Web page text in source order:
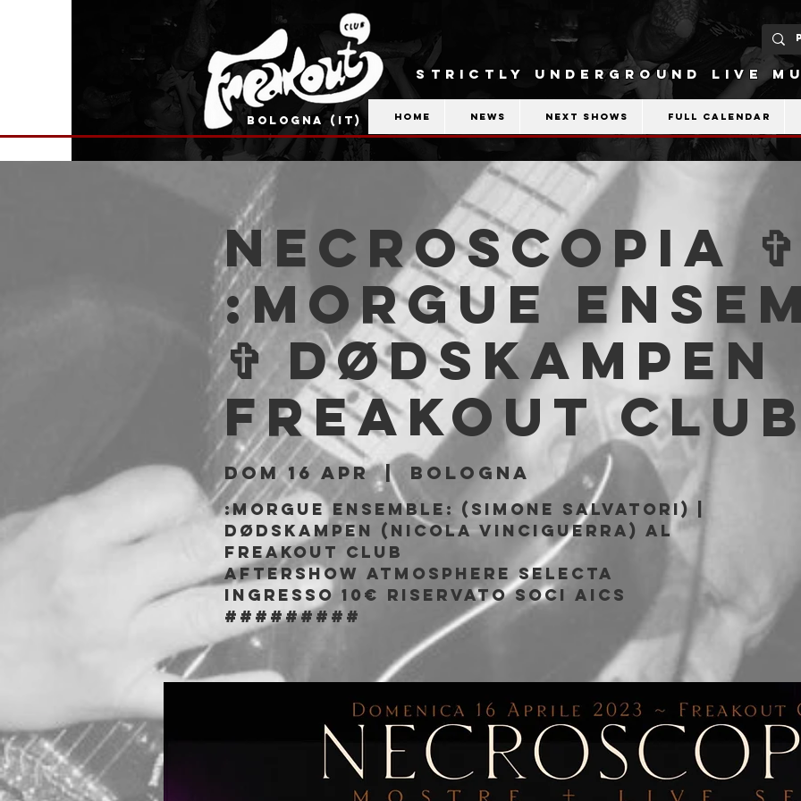
BOLOGNA (IT)
STRICTLY UNDERGROUND LIVE
Home News Next shows Full calendar
NECROSCOPIA ✞
:Morgue
✞ Dødskampen
Freakout
dom 16 apr
  |
Bologna
:Morgue Ensemble: (Simone Salvatori) |
Dødskampen (Nicola Vinciguerra) al
Freakout Club
Aftershow Atmosphere selecta
Ingresso 10€ riservato soci AICS
#########